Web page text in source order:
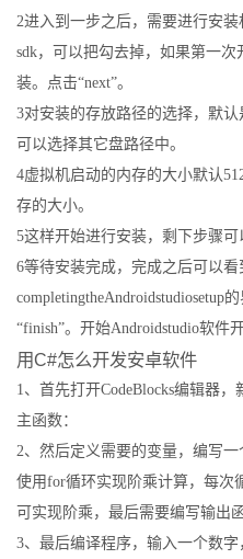
2进入到一步之后，需要进行安
sdk，可以把勾去掉，如果第一
装。点击“next”。
3对安装的存放路径的选择，默认
可以选择其它盘路径中。
4虚拟机启动的内存的大小默认
存的大小。
5这样开始进行安装，剩下步骤可
6等待安装完成，完成之后可以看
completingtheAndroidstudiosetup
“finish”。开始Androidstudio软件
用C#怎么开发安卓软件
1、首先打开CodeBlocks编辑器
主函数：
2、然后定义需要的变量，编写一
使用for循环实现阶乘计算，每次
可实现阶乘，最后需要编写输出
3、最后编译程序，输入一个数字